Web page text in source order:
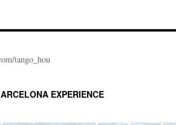
tango_hou
EXPERIENCE